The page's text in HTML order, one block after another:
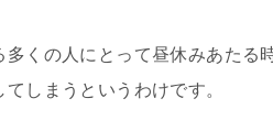
くの人にとって昼休みあたる
しまうというわけです。